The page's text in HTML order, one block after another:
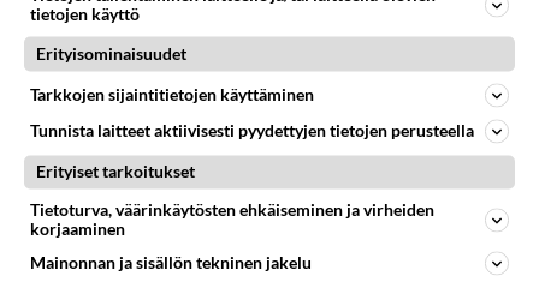
Mitä töitä kaivattusi on tehnyt?
05.08.2026 13:25
Ikävä
877
Voiko meidän välit
Koskaan parantua tästä?
Ikävä
420
715
tietojen käyttö
Erityisominaisuudet
Tarkkojen sijaintitietojen käyttäminen
Tunnista laitteet aktiivisesti pyydettyjen tietojen perusteella
Erityiset tarkoitukset
Tietoturva, väärinkäytösten ehkäiseminen ja virheiden
korjaaminen
Mainonnan ja sisällön tekninen jakelu